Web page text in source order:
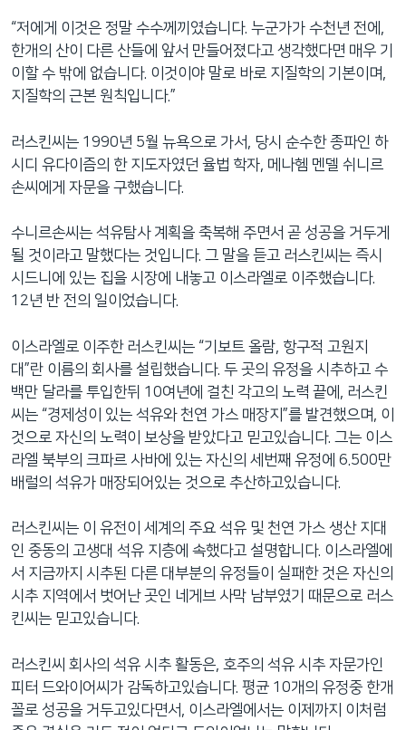
“저에게 이것은 정말 수수께끼였습니다. 누군가가 수천년 전에,
한개의 산이 다른 산들에 앞서 만들어졌다고 생각했다면 매우 기
이할 수 밖에 없습니다. 이것이야 말로 바로 지질학의 기본이며,
지질학의 근본 원칙입니다.”
러스킨씨는 1990년 5월 뉴욕으로 가서, 당시 순수한 종파인 하
시디 유다이즘의 한 지도자였던 율법 학자, 메나헴 멘델 쉬니르
손씨에게 자문을 구했습니다.
수니르손씨는 석유탐사 계획을 축복해 주면서 곧 성공을 거두게
될 것이라고 말했다는 것입니다. 그 말을 듣고 러스킨씨는 즉시
시드니에 있는 집을 시장에 내놓고 이스라엘로 이주했습니다.
12년 반 전의 일이었습니다.
이스라엘로 이주한 러스킨씨는 “기보트 올람, 항구적 고원지
대”란 이름의 회사를 설립했습니다. 두 곳의 유정을 시추하고 수
백만 달라를 투입한뒤 10여년에 걸친 각고의 노력 끝에, 러스킨
씨는 “경제성이 있는 석유와 천연 가스 매장지”를 발견했으며, 이
것으로 자신의 노력이 보상을 받았다고 믿고있습니다. 그는 이스
라엘 북부의 크파르 사바에 있는 자신의 세번째 유정에 6.500만
배럴의 석유가 매장되어있는 것으로 추산하고있습니다.
러스킨씨는 이 유전이 세계의 주요 석유 및 천연 가스 생산 지대
인 중동의 고생대 석유 지층에 속했다고 설명합니다. 이스라엘에
서 지금까지 시추된 다른 대부분의 유정들이 실패한 것은 자신의
시추 지역에서 벗어난 곳인 네게브 사막 남부였기 때문으로 러스
킨씨는 믿고있습니다.
러스킨씨 회사의 석유 시추 활동은, 호주의 석유 시추 자문가인
피터 드와이어씨가 감독하고있습니다. 평균 10개의 유정중 한개
꼴로 성공을 거두고있다면서, 이스라엘에서는 이제까지 이처럼